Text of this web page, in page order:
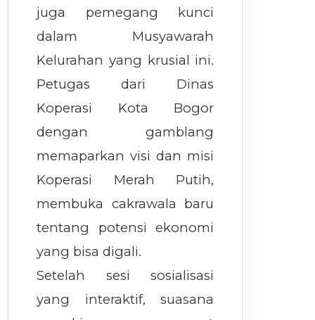
juga pemegang kunci
dalam Musyawarah
Kelurahan yang krusial ini.
Petugas dari Dinas
Koperasi Kota Bogor
dengan gamblang
memaparkan visi dan misi
Koperasi Merah Putih,
membuka cakrawala baru
tentang potensi ekonomi
yang bisa digali.
Setelah sesi sosialisasi
yang interaktif, suasana